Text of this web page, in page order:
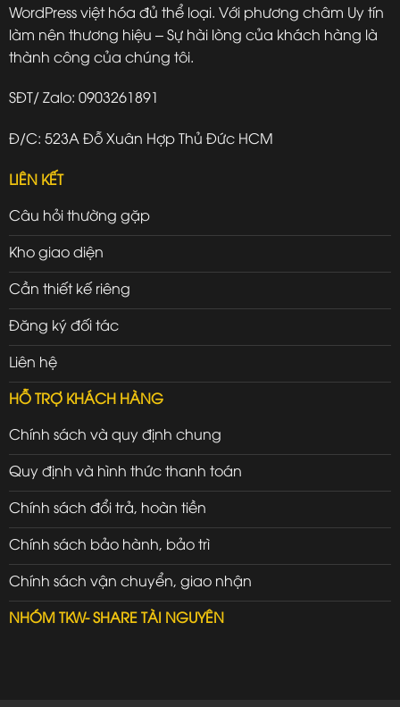
WordPress việt hóa đủ thể loại. Với phương châm Uy tín
làm nên thương hiệu – Sự hài lòng của khách hàng là
thành công của chúng tôi.
SĐT/ Zalo: 0903261891
Đ/C: 523A Đỗ Xuân Hợp Thủ Đức HCM
LIÊN KẾT
Câu hỏi thường gặp
Kho giao diện
Cần thiết kế riêng
Đăng ký đối tác
Liên hệ
HỖ TRỢ KHÁCH HÀNG
Chính sách và quy định chung
Quy định và hình thức thanh toán
Chính sách đổi trả, hoàn tiền
Chính sách bảo hành, bảo trì
Chính sách vận chuyển, giao nhận
NHÓM TKW- SHARE TÀI NGUYÊN